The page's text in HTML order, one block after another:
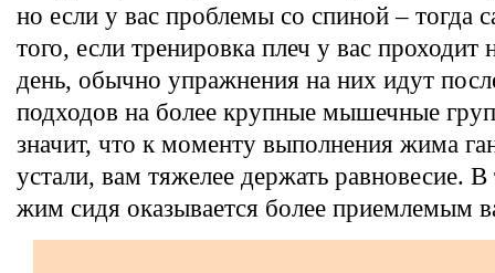
но если у вас проблемы со спиной – тогда
того, если тренировка плеч у вас проходит
день, обычно упражнения на них идут
подходов на более крупные мышечные
значит, что к моменту выполнения жима
устали, вам тяжелее держать равновесие. В
жим сидя оказывается более приемлемым